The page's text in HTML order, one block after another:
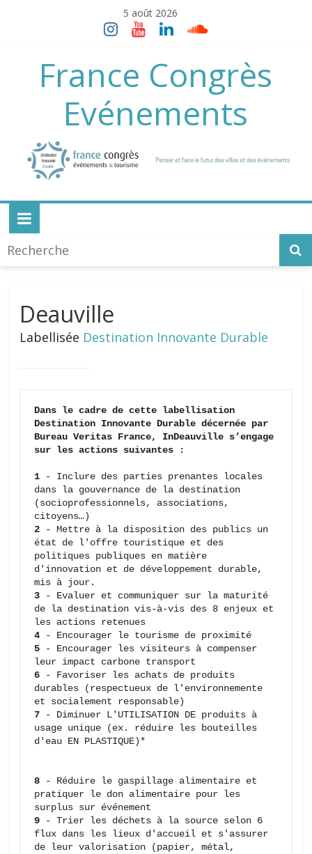
5 août 2026
France Congrès
Evénements
Deauville
Labellisée Destination Innovante Durable
Dans le cadre de cette labellisation
Destination Innovante Durable décernée par
Bureau Veritas France, InDeauville s’engage
sur les actions suivantes :
1 - Inclure des parties prenantes locales
dans la gouvernance de la destination
(socioprofessionnels, associations,
2 - Mettre à la disposition des publics un
état de l'offre touristique et des
politiques publiques en matière
d'innovation et de développement durable,
3 - Evaluer et communiquer sur la maturité
de la destination vis-à-vis des 8 enjeux et
4
5 - Encourager les visiteurs à compenser
6 - Favoriser les achats de produits
durables (respectueux de l'environnemente
7 - Diminuer L'UTILISATION DE produits à
usage unique (ex. réduire les bouteilles
d'eau EN PLASTIQUE)*
8 - Réduire le gaspillage alimentaire et
pratiquer le don alimentaire pour les
9 - Trier les déchets à la source selon 6
flux dans les lieux d'accueil et s'assurer
de leur valorisation (papier, métal,